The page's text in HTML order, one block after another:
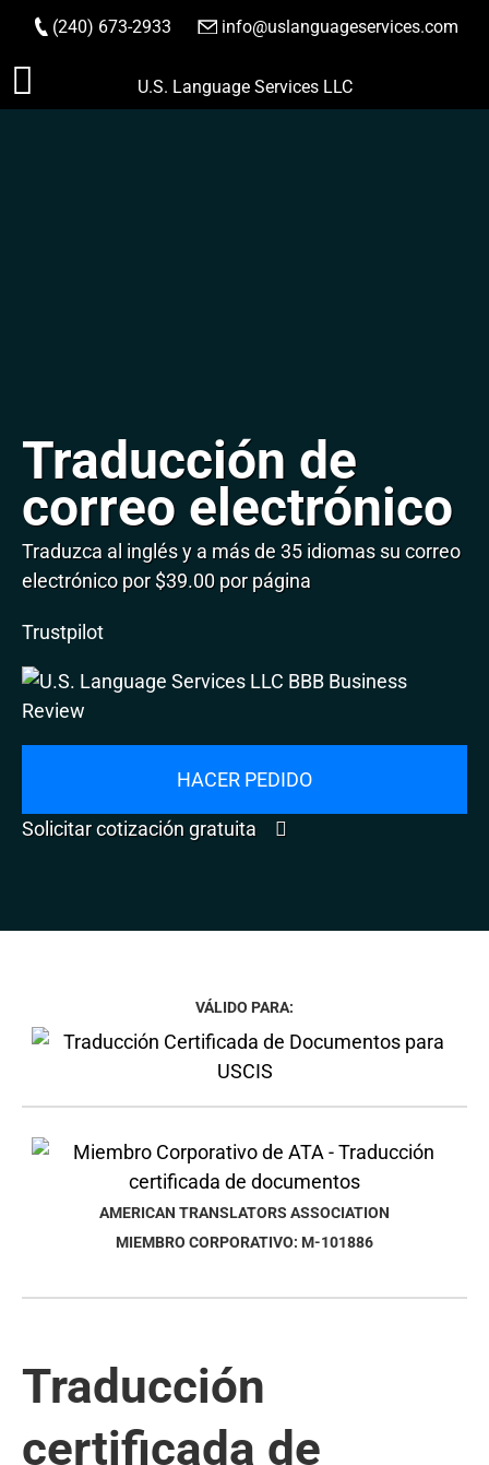
Saltar
(240) 673-2933 info@uslanguageservices.com
HACER PEDIDO
U.S. Language Services LLC
Traducción de
correo electrónico
Traduzca al inglés y a más de 35 idiomas su correo
electrónico por $39.00 por página
Trustpilot
HACER PEDIDO
Solicitar cotización gratuita
VÁLIDO PARA:
AMERICAN TRANSLATORS ASSOCIATION
MIEMBRO CORPORATIVO: M-101886
Traducción
certificada de